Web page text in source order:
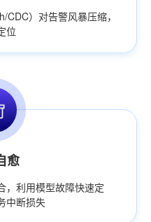
）对告警风暴压缩，
位
愈
，利用模型故障快速定
中断损失